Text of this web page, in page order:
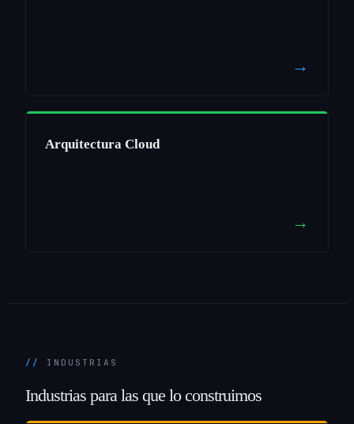
→
Arquitectura Cloud
→
INDUSTRIAS
Industrias para las que lo construimos